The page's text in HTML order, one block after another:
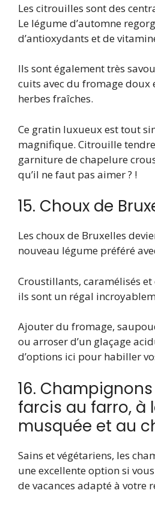
Les citrouilles sont des
Le légume d’automne
d’antioxydants et de
Ils sont également très
cuits avec du fromage doux
herbes fraîches.
Ce gratin luxueux est tout
magnifique. Citrouille
garniture de chapelure
qu’il ne faut pas aimer ? !
15. Choux de
Les choux de Bruxelles
nouveau légume préféré
Croustillants, caramélisés
ils sont un régal
Ajouter du fromage,
ou arroser d’un glaçage
d’options ici pour habiller
16.
farcis au farro, à
musquée et au
Sains et végétariens, les
une excellente option si
de vacances adapté à votre